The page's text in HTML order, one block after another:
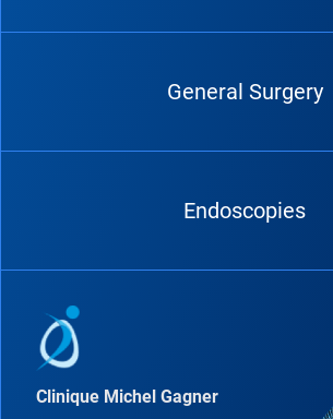
General Surgery
Endoscopies
Clinique Michel Gagner